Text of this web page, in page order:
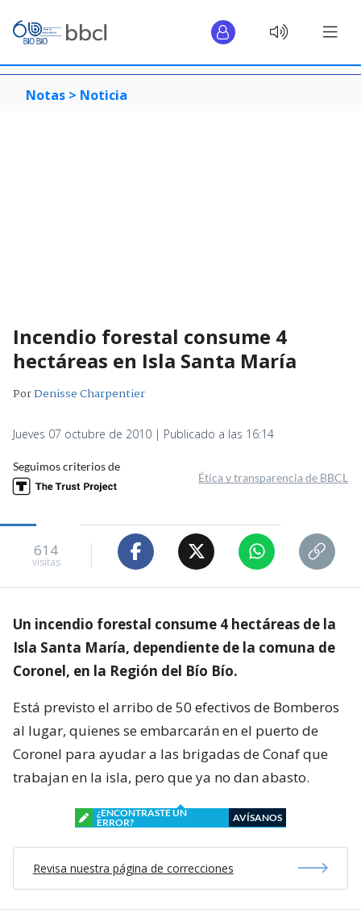
Notas > Noticia
Incendio forestal consume 4
hectáreas en Isla Santa María
PorDenisse Charpentier
Jueves 07 octubre de 2010 | Publicado a las 16:14
Seguimos criterios de
Ética y transparencia de BBCL
614
visitas
Un incendio forestal consume 4 hectáreas de la
Isla Santa María, dependiente de la comuna de
Coronel, en la Región del Bío Bío.
Está previsto el arribo de 50 efectivos de Bomberos
al lugar, quienes se embarcarán en el puerto de
Coronel para ayudar a las brigadas de Conaf que
trabajan en la isla, pero que ya no dan abasto.
¿ENCONTRASTE UN
ERROR?
AVÍSANOS
Revisa nuestra página de correcciones